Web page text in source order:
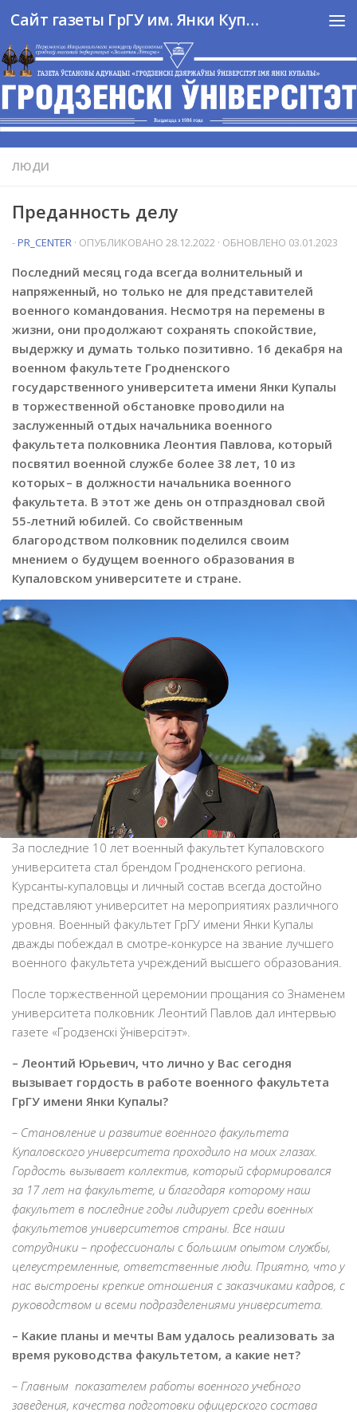
Перейти к содержимому Сайт газеты ГрГУ им. Янки Купалы
ЛЮДИ
Преданность делу
-PR_CENTER · ОПУБЛИКОВАНО 28.12.2022 · ОБНОВЛЕНО 03.01.2023
Последний месяц года всегда волнительный и
напряженный, но только не для представителей
военного командования. Несмотря на перемены в
жизни, они продолжают сохранять спокойствие,
выдержку и думать только позитивно. 16 декабря на
военном факультете Гродненского
государственного университета имени Янки Купалы
в торжественной обстановке проводили на
заслуженный отдых начальника военного
факультета полковника Леонтия Павлова, который
посвятил военной службе более 38 лет, 10 из
которых – в должности начальника военного
факультета. В этот же день он отпраздновал свой
55-летний юбилей. Со свойственным
благородством полковник поделился своим
мнением о будущем военного образования в
Купаловском университете и стране.
За последние 10 лет военный факультет Купаловского
университета стал брендом Гродненского региона.
Курсанты-купаловцы и личный состав всегда достойно
представляют университет на мероприятиях различного
уровня. Военный факультет ГрГУ имени Янки Купалы
дважды побеждал в смотре-конкурсе на звание лучшего
военного факультета учреждений высшего образования.
После торжественной церемонии прощания со Знаменем
университета полковник Леонтий Павлов дал интервью
газете «Гродзенскі ўніверсітэт».
– Леонтий Юрьевич, что лично у Вас сегодня
вызывает гордость в работе военного факультета
ГрГУ имени Янки Купалы?
– Становление и развитие военного факультета
Купаловского университета проходило на моих глазах.
Гордость вызывает коллектив, который сформировался
за 17 лет на факультете, и благодаря которому наш
факультет в последние годы лидирует среди военных
факультетов университетов страны. Все наши
сотрудники – профессионалы с большим опытом службы,
целеустремленные, ответственные люди. Приятно, что у
нас выстроены крепкие отношения с заказчиками кадров, с
руководством и всеми подразделениями университета.
– Какие планы и мечты Вам удалось реализовать за
время руководства факультетом, а какие нет?
– Главным показателем работы военного учебного
заведения, качества подготовки офицерского состава